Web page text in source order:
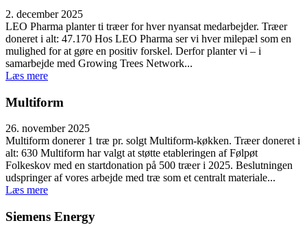
2. december 2025
LEO Pharma planter ti træer for hver nyansat medarbejder. Træer
doneret i alt: 47.170 Hos LEO Pharma ser vi hver milepæl som en
mulighed for at gøre en positiv forskel. Derfor planter vi – i
samarbejde med Growing Trees Network...
Læs mere
Multiform
26. november 2025
Multiform donerer 1 træ pr. solgt Multiform-køkken. Træer doneret i
alt: 630 Multiform har valgt at støtte etableringen af Følpøt
Folkeskov med en startdonation på 500 træer i 2025. Beslutningen
udspringer af vores arbejde med træ som et centralt materiale...
Læs mere
Siemens Energy